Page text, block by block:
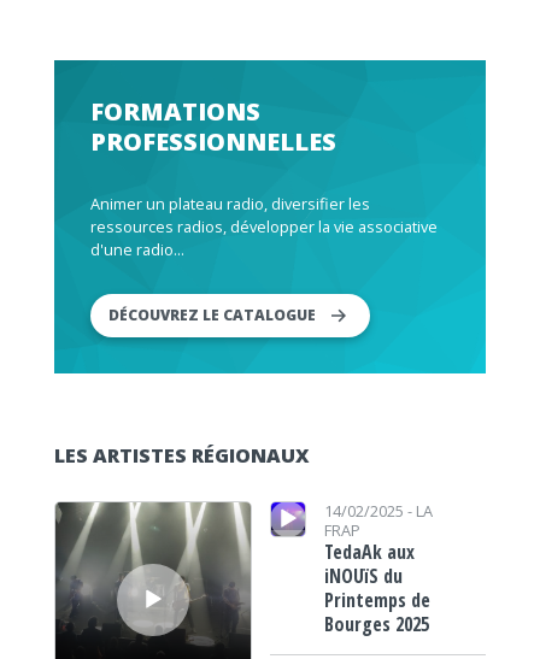
FORMATIONS
PROFESSIONNELLES
Animer un plateau radio, diversifier les
ressources radios, développer la vie associative
d'une radio...
DÉCOUVREZ LE CATALOGUE
LES ARTISTES RÉGIONAUX
Lecteur audio
Lecteur audio 14/02/2025 - LA
FRAP
TedaAk aux
iNOUïS du
Printemps de
Bourges 2025